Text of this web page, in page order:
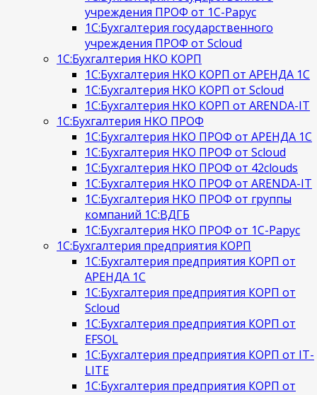
учреждения ПРОФ от 1С-Рарус
1С:Бухгалтерия государственного
учреждения ПРОФ от Scloud
1С:Бухгалтерия НКО КОРП
1С:Бухгалтерия НКО КОРП от АРЕНДА 1С
1С:Бухгалтерия НКО КОРП от Scloud
1С:Бухгалтерия НКО КОРП от ARENDA-IT
1С:Бухгалтерия НКО ПРОФ
1С:Бухгалтерия НКО ПРОФ от АРЕНДА 1С
1С:Бухгалтерия НКО ПРОФ от Scloud
1С:Бухгалтерия НКО ПРОФ от 42clouds
1С:Бухгалтерия НКО ПРОФ от ARENDA-IT
1С:Бухгалтерия НКО ПРОФ от группы
компаний 1С:ВДГБ
1С:Бухгалтерия НКО ПРОФ от 1С-Рарус
1С:Бухгалтерия предприятия КОРП
1С:Бухгалтерия предприятия КОРП от
АРЕНДА 1С
1С:Бухгалтерия предприятия КОРП от
Scloud
1С:Бухгалтерия предприятия КОРП от
EFSOL
1С:Бухгалтерия предприятия КОРП от IT-
LITE
1С:Бухгалтерия предприятия КОРП от